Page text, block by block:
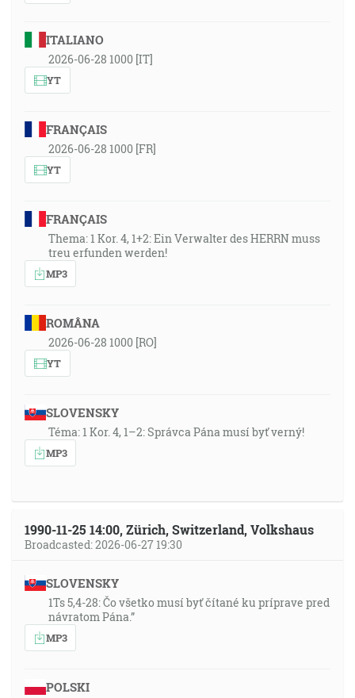
ITALIANO
2026-06-28 1000 [IT]
YT
FRANÇAIS
2026-06-28 1000 [FR]
YT
FRANÇAIS
Thema: 1 Kor. 4, 1+2: Ein Verwalter des HERRN muss
treu erfunden werden!
MP3
ROMÂNA
2026-06-28 1000 [RO]
YT
SLOVENSKY
Téma: 1 Kor. 4, 1–2: Správca Pána musí byť verný!
MP3
1990-11-25 14:00, Zürich, Switzerland, Volkshaus
Broadcasted: 2026-06-27 19:30
SLOVENSKY
1Ts 5,4-28: Čo všetko musí byť čítané ku príprave pred
návratom Pána.”
MP3
POLSKI